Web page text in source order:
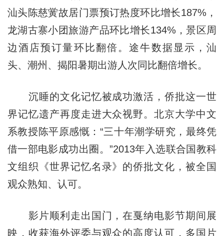
汕头陈慈黉故居门票预订热度环比增长187%，
龙湖古寨小团旅游产品环比增长134%，景区周
边酒店预订量环比翻倍。途牛数据显示，汕
头、潮州、揭阳暑期出游人次同比翻倍增长。
沉睡的文化记忆被成功激活，侨批这一世
界记忆遗产再度走进大众视野。北京大学中文
系教授陈平原感慨：“三十年潮学研究，最终凭
借一部电影成功出圈。”2013年入选联合国教科
文组织《世界记忆名录》的侨批文化，被全国
观众熟知、认可。
影片顺利走出国门，在戛纳电影节期间展
映，收获海外评委与观众的高度认可，多国片